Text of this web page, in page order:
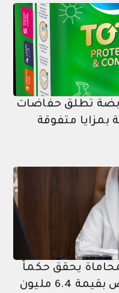
تطلق حفاضات
المصممة بمزايا متفوقة
يحقق حكماً
قطعيا برفض دعوى تعويض بقيمة 6.4 مليون